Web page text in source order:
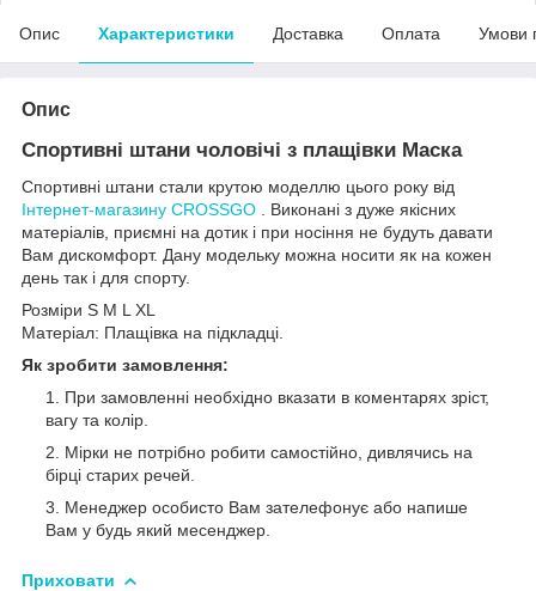
Опис Характеристики Доставка Оплата Умови
Опис
Спортивні штани чоловічі з плащівки Маска
Спортивні штани стали крутою моделлю цього року від
Інтернет-магазину CROSSGO
. Виконані з дуже якісних
матеріалів, приємні на дотик і при носіння не будуть давати
Вам дискомфорт. Дану модельку можна носити як на кожен
день так і для спорту.
Розміри S M L XL
Матеріал: Плащівка на підкладці.
Як зробити замовлення:
При замовленні необхідно вказати в коментарях зріст,
вагу та колір.
Мірки не потрібно робити самостійно, дивлячись на
бірці старих речей.
Менеджер особисто Вам зателефонує або напише
Вам у будь який месенджер.
Приховати